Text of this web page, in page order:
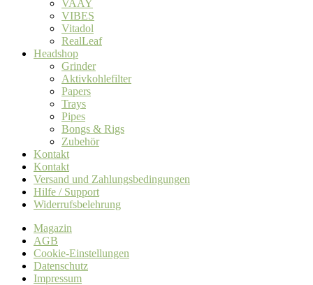
VAAY
VIBES
Vitadol
RealLeaf
Headshop
Grinder
Aktivkohlefilter
Papers
Trays
Pipes
Bongs & Rigs
Zubehör
Kontakt
Kontakt
Versand und Zahlungsbedingungen
Hilfe / Support
Widerrufsbelehrung
Magazin
AGB
Cookie-Einstellungen
Datenschutz
Impressum